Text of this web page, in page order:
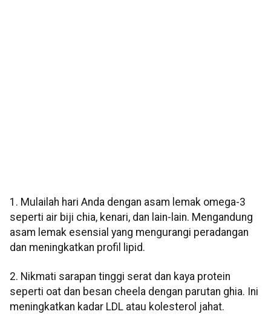
1. Mulailah hari Anda dengan asam lemak omega-3
seperti air biji chia, kenari, dan lain-lain. Mengandung
asam lemak esensial yang mengurangi peradangan
dan meningkatkan profil lipid.
2. Nikmati sarapan tinggi serat dan kaya protein
seperti oat dan besan cheela dengan parutan ghia. Ini
meningkatkan kadar LDL atau kolesterol jahat.